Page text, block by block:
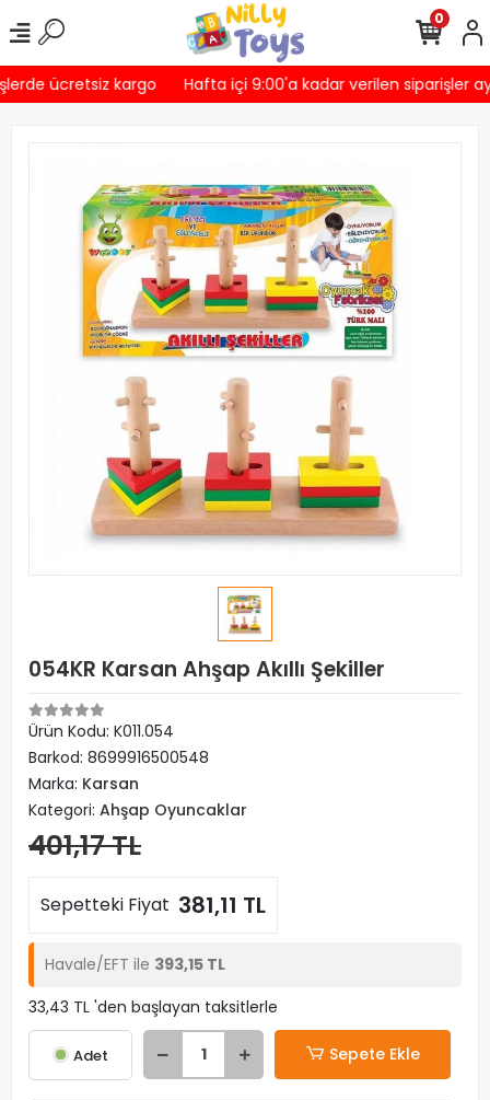
ücretsiz kargo Hafta içi 9:00'a kadar verilen siparişler
0
054KR Karsan Ahşap Akıllı Şekiller
Ürün Kodu: K011.054
Barkod: 8699916500548
Marka: Karsan
Kategori: Ahşap Oyuncaklar
401,17 TL
Sepetteki Fiyat 381,11 TL
Havale/EFT ile 393,15 TL
33,43 TL 'den başlayan taksitlerle
Adet Sepete Ekle